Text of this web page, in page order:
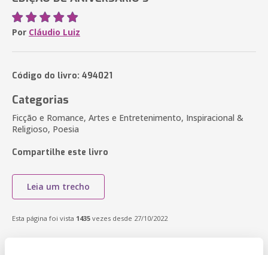
Por Cláudio Luiz
Código do livro: 494021
Categorias
Ficção e Romance, Artes e Entretenimento, Inspiracional &
Religioso, Poesia
Compartilhe este livro
Leia um trecho
Esta página foi vista 1435 vezes desde 27/10/2022